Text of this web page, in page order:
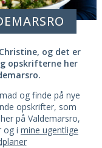
og det er
opskrifterne her
og finde på nye
opskrifter, som
på Valdemarsro,
og i mine ugentlige